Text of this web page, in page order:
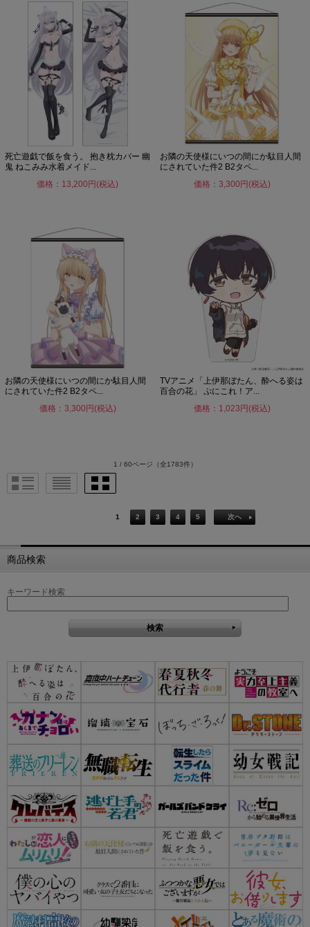
死亡遊戯で飯を食う。 抱き枕カバー 幽
鬼 ねこみみ水着メイド...
価格：13,200円(税込)
お隣の天使様にいつの間にか駄目人間
にされていた件2 B2タペ...
価格：3,300円(税込)
お隣の天使様にいつの間にか駄目人間
にされていた件2 B2タペ...
価格：3,300円(税込)
TVアニメ「上伊那ぼたん、酔へる姿は
百合の花」 ぷにこれ！ア...
価格：1,023円(税込)
1 / 60ページ （全1783件）
1 2 3 4 5 次へ
商品検索
キーワード検索